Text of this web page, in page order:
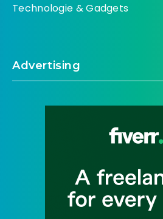
Technologie & Gadgets
Advertising